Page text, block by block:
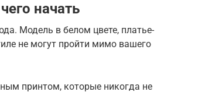
начать
Модель в белом цвете, платье-
не могут пройти мимо вашего
принтом, которые никогда не